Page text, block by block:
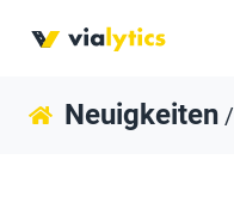
Neuigkeiten